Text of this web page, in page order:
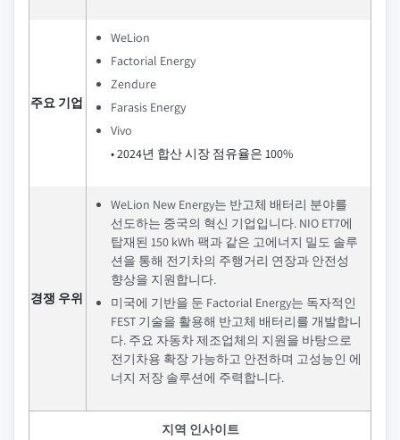
주요 기업
WeLion
Factorial Energy
Zendure
Farasis Energy
Vivo
• 2024년 합산 시장 점유율은 100%
경쟁 우위
WeLion New Energy는 반고체 배터리 분야를
선도하는 중국의 혁신 기업입니다. NIO ET7에
탑재된 150 kWh 팩과 같은 고에너지 밀도 솔루
션을 통해 전기차의 주행거리 연장과 안전성
향상을 지원합니다.
미국에 기반을 둔 Factorial Energy는 독자적인
FEST 기술을 활용해 반고체 배터리를 개발합니
다. 주요 자동차 제조업체의 지원을 바탕으로
전기차용 확장 가능하고 안전하며 고성능인 에
너지 저장 솔루션에 주력합니다.
지역 인사이트